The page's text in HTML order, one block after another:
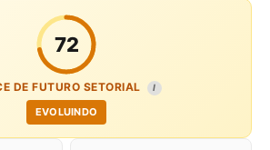
72
DE FUTURO SETORIAL I
EVOLUINDO